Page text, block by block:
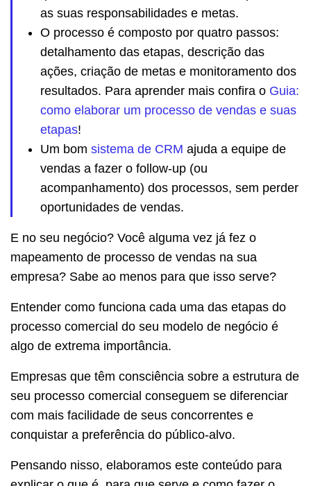
as suas responsabilidades e metas.
O processo é composto por quatro passos:
detalhamento das etapas, descrição das
ações, criação de metas e monitoramento dos
resultados. Para aprender mais confira o Guia:
como elaborar um processo de vendas e suas
etapas!
Um bom sistema de CRM ajuda a equipe de
vendas a fazer o follow-up (ou
acompanhamento) dos processos, sem perder
oportunidades de vendas.
E no seu negócio? Você alguma vez já fez o
mapeamento de processo de vendas na sua
empresa? Sabe ao menos para que isso serve?
Entender como funciona cada uma das etapas do
processo comercial do seu modelo de negócio é
algo de extrema importância.
Empresas que têm consciência sobre a estrutura de
seu processo comercial conseguem se diferenciar
com mais facilidade de seus concorrentes e
conquistar a preferência do público-alvo.
Pensando nisso, elaboramos este conteúdo para